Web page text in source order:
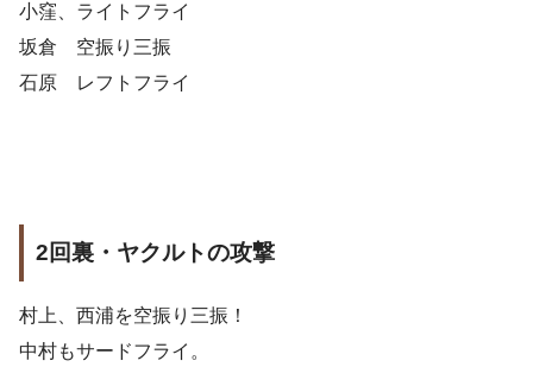
小窪、ライトフライ
坂倉 空振り三振
石原 レフトフライ
2回裏・ヤクルトの攻撃
村上、西浦を空振り三振！
中村もサードフライ。